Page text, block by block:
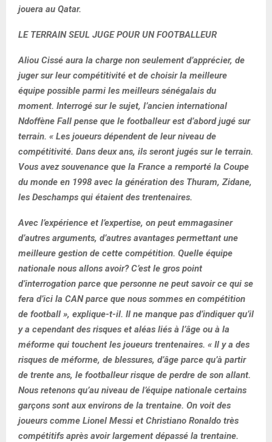
jouera au Qatar.
LE TERRAIN SEUL JUGE POUR UN FOOTBALLEUR
Aliou Cissé aura la charge non seulement d’apprécier, de
juger sur leur compétitivité et de choisir la meilleure
équipe possible parmi les meilleurs sénégalais du
moment. Interrogé sur le sujet, l’ancien international
Ndoffène Fall pense que le footballeur est d’abord jugé sur
terrain. « Les joueurs dépendent de leur niveau de
compétitivité. Dans deux ans, ils seront jugés sur le terrain.
Vous avez souvenance que la France a remporté la Coupe
du monde en 1998 avec la génération des Thuram, Zidane,
les Deschamps qui étaient des trentenaires.
Avec l’expérience et l’expertise, on peut emmagasiner
d’autres arguments, d’autres avantages permettant une
meilleure gestion de cette compétition. Quelle équipe
nationale nous allons avoir? C’est le gros point
d’interrogation parce que personne ne peut savoir ce qui se
fera d’ici la CAN parce que nous sommes en compétition
de football », explique-t-il. Il ne manque pas d’indiquer qu’il
y a cependant des risques et aléas liés à l’âge ou à la
méforme qui touchent les joueurs trentenaires. « Il y a des
risques de méforme, de blessures, d’âge parce qu’à partir
de trente ans, le footballeur risque de perdre de son allant.
Nous retenons qu’au niveau de l’équipe nationale certains
garçons sont aux environs de la trentaine. On voit des
joueurs comme Lionel Messi et Christiano Ronaldo très
compétitifs après avoir largement dépassé la trentaine.